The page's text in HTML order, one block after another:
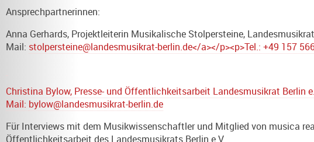
Ansprechpartnerinnen:
Anna Gerhards, Projektleiterin Musikalische Stolpersteine,
Mail: stolpersteine@landesmusikrat-berlin.de</a></p><p>Tel.: +49 157
Christina Bylow, Presse- und Öffentlichkeitsarbeit Landesmusikrat Berlin
Mail: bylow@landesmusikrat-berlin.de
Für Interviews mit dem Musikwissenschaftler und Mitglied von musica
Öffentlichkeitsarbeit des Landesmusikrats Berlin e.V.